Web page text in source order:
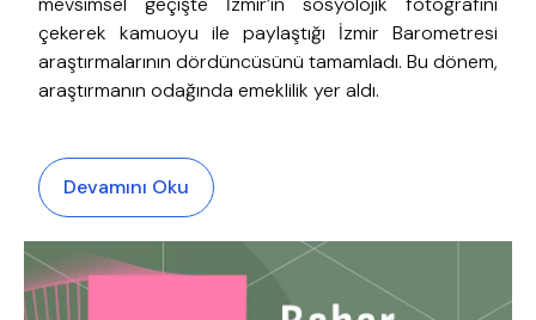
çekerek kamuoyu ile paylaştığı İzmir Barometresi
araştırmalarının dördüncüsünü tamamladı. Bu dönem,
araştırmanın odağında emeklilik yer aldı.
Devamını Oku